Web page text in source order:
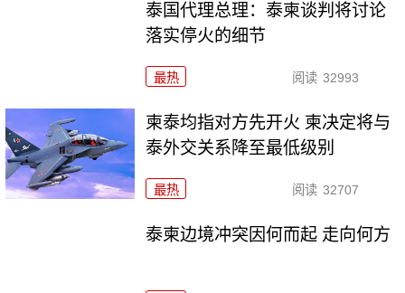
泰国代理总理：泰柬谈判将讨论
落实停火的细节
最热 阅读 32993
柬泰均指对方先开火 柬决定将与
泰外交关系降至最低级别
最热 阅读 32707
泰柬边境冲突因何而起 走向何方